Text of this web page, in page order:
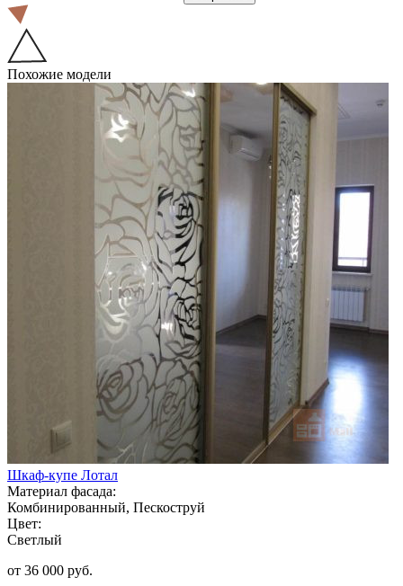
Похожие модели
Шкаф-купе Лотал
Материал фасада:
Комбинированный, Пескоструй
Цвет:
Светлый
от 36 000 руб.